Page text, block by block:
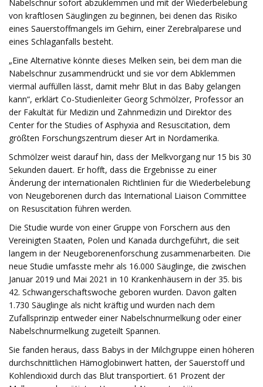
Nabelschnur sofort abzuklemmen und mit der Wiederbelebung
von kraftlosen Säuglingen zu beginnen, bei denen das Risiko
eines Sauerstoffmangels im Gehirn, einer Zerebralparese und
eines Schlaganfalls besteht.
„Eine Alternative könnte dieses Melken sein, bei dem man die
Nabelschnur zusammendrückt und sie vor dem Abklemmen
viermal auffüllen lässt, damit mehr Blut in das Baby gelangen
kann“, erklärt Co-Studienleiter Georg Schmölzer, Professor an
der Fakultät für Medizin und Zahnmedizin und Direktor des
Center for the Studies of Asphyxia and Resuscitation, dem
größten Forschungszentrum dieser Art in Nordamerika.
Schmölzer weist darauf hin, dass der Melkvorgang nur 15 bis 30
Sekunden dauert. Er hofft, dass die Ergebnisse zu einer
Änderung der internationalen Richtlinien für die Wiederbelebung
von Neugeborenen durch das International Liaison Committee
on Resuscitation führen werden.
Die Studie wurde von einer Gruppe von Forschern aus den
Vereinigten Staaten, Polen und Kanada durchgeführt, die seit
langem in der Neugeborenenforschung zusammenarbeiten. Die
neue Studie umfasste mehr als 16.000 Säuglinge, die zwischen
Januar 2019 und Mai 2021 in 10 Krankenhäusern in der 35. bis
42. Schwangerschaftswoche geboren wurden. Davon galten
1.730 Säuglinge als nicht kräftig und wurden nach dem
Zufallsprinzip entweder einer Nabelschnurmelkung oder einer
Nabelschnurmelkung zugeteilt Spannen.
Sie fanden heraus, dass Babys in der Milchgruppe einen höheren
durchschnittlichen Hämoglobinwert hatten, der Sauerstoff und
Kohlendioxid durch das Blut transportiert. 61 Prozent der